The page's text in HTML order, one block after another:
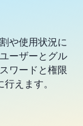
や使用状況に
ーザーとグル
ワードと権限
えます。